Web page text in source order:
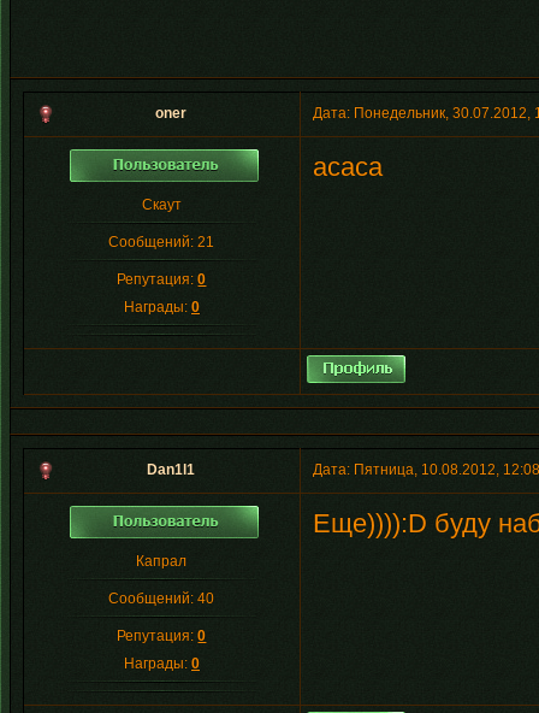
oner Дата: Понедельник,
Скаут
Сообщений:21
Репутация:0
Награды: 0
асаса
Dan1l1 Дата: Пятница, 10.08.2012,
Капрал
Сообщений:40
Репутация:0
Награды: 0
Еще)))):D буду